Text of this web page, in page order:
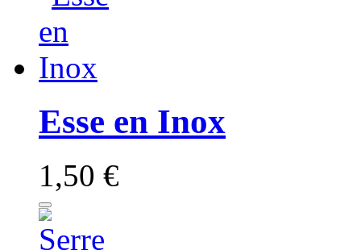
Esse en Inox
1,50 €